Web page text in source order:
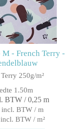
- French Terry -
250g/m²
1.50m
BTW / 0,25 m
incl. BTW / m
BTW / m²